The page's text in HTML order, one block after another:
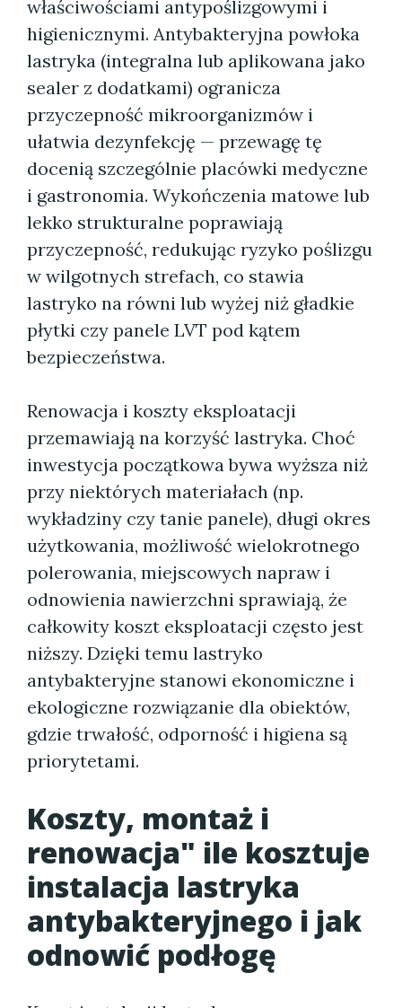
właściwościami antypoślizgowymi i
higienicznymi. Antybakteryjna powłoka
lastryka (integralna lub aplikowana jako
sealer z dodatkami) ogranicza
przyczepność mikroorganizmów i
ułatwia dezynfekcję — przewagę tę
docenią szczególnie placówki medyczne
i gastronomia. Wykończenia matowe lub
lekko strukturalne poprawiają
przyczepność, redukując ryzyko poślizgu
w wilgotnych strefach, co stawia
lastryko na równi lub wyżej niż gładkie
płytki czy panele LVT pod kątem
bezpieczeństwa.
Renowacja i koszty eksploatacji
przemawiają na korzyść lastryka. Choć
inwestycja początkowa bywa wyższa niż
przy niektórych materiałach (np.
wykładziny czy tanie panele), długi okres
użytkowania, możliwość wielokrotnego
polerowania, miejscowych napraw i
odnowienia nawierzchni sprawiają, że
całkowity koszt eksploatacji często jest
niższy. Dzięki temu lastryko
antybakteryjne stanowi ekonomiczne i
ekologiczne rozwiązanie dla obiektów,
gdzie trwałość, odporność i higiena są
priorytetami.
Koszty, montaż i
renowacja" ile kosztuje
instalacja lastryka
antybakteryjnego i jak
odnowić podłogę